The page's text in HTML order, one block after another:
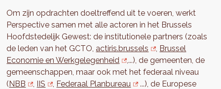
Om zijn opdrachten doeltreffend uit te voeren, werkt
Perspective samen met alle actoren in het Brussels
Hoofdstedelijk Gewest: de institutionele partners (zoals
de leden van het GCTO, actiris.brussels
Brussel
Economie en Werkgelegenheid
,...), de gemeenten, de
gemeenschappen, maar ook met het federaal niveau
(NBB IIS Federaal Planbureau
...), de Europese